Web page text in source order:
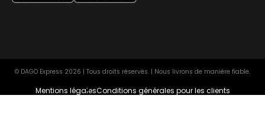
© DAGO Express 2026 | Tous droits réservés. | Nous livrons de manière fiable.
Mentions légalesConditions générales pour les clients